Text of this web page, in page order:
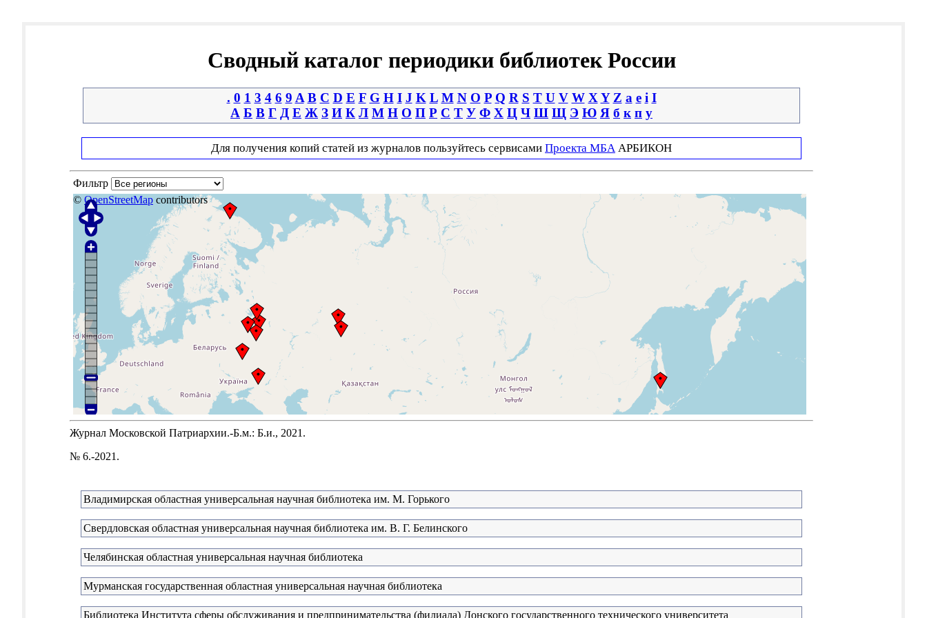
Сводный каталог периодики библиотек России
. 0 1 3 4 6 9 A B C D E F G H I J K L M N O P Q R S T U V W X Y Z a e i І
А Б В Г Д Е Ж З И К Л М Н О П Р С Т У Ф Х Ц Ч Ш Щ Э Ю Я б к п у
Для получения копий статей из журналов пользуйтесь сервисами Проекта МБА АРБИКОН
Фильтр
© OpenStreetMap contributors
Журнал Московской Патриархии.-Б.м.: Б.и., 2021.
№ 6.-2021.
Владимирская областная универсальная научная библиотека им. М. Горького
Свердловская областная универсальная научная библиотека им. В. Г. Белинского
Челябинская областная универсальная научная библиотека
Мурманская государственная областная универсальная научная библиотека
Библиотека Института сферы обслуживания и предпринимательства (филиала) Донского государственного технического университета